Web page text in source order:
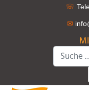
☏
✉
Suchen